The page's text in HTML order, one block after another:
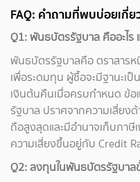
FAQ: คำถามที่พบบ่อยเกี่
Q1: พันธบัตรรัฐบาล คืออะไร
พันธบัตรรัฐบาลคือ ตราสาร
เพื่อระดมทุน ผู้ซื้อจะมีฐานะเป็
เงินต้นคืนเมื่อครบกำหนด ข้
รัฐบาล ปราศจากความเสี่ยง
ถือสูงสุดและมีอำนาจเก็บภา
ความเสี่ยงขึ้นอยู่กับ Credit
Q2: ลงทุนในพันธบัตรรัฐบาลขั้